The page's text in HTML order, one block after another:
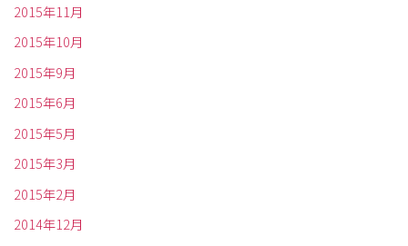
2015年11月
2015年10月
2015年9月
2015年6月
2015年5月
2015年3月
2015年2月
2014年12月